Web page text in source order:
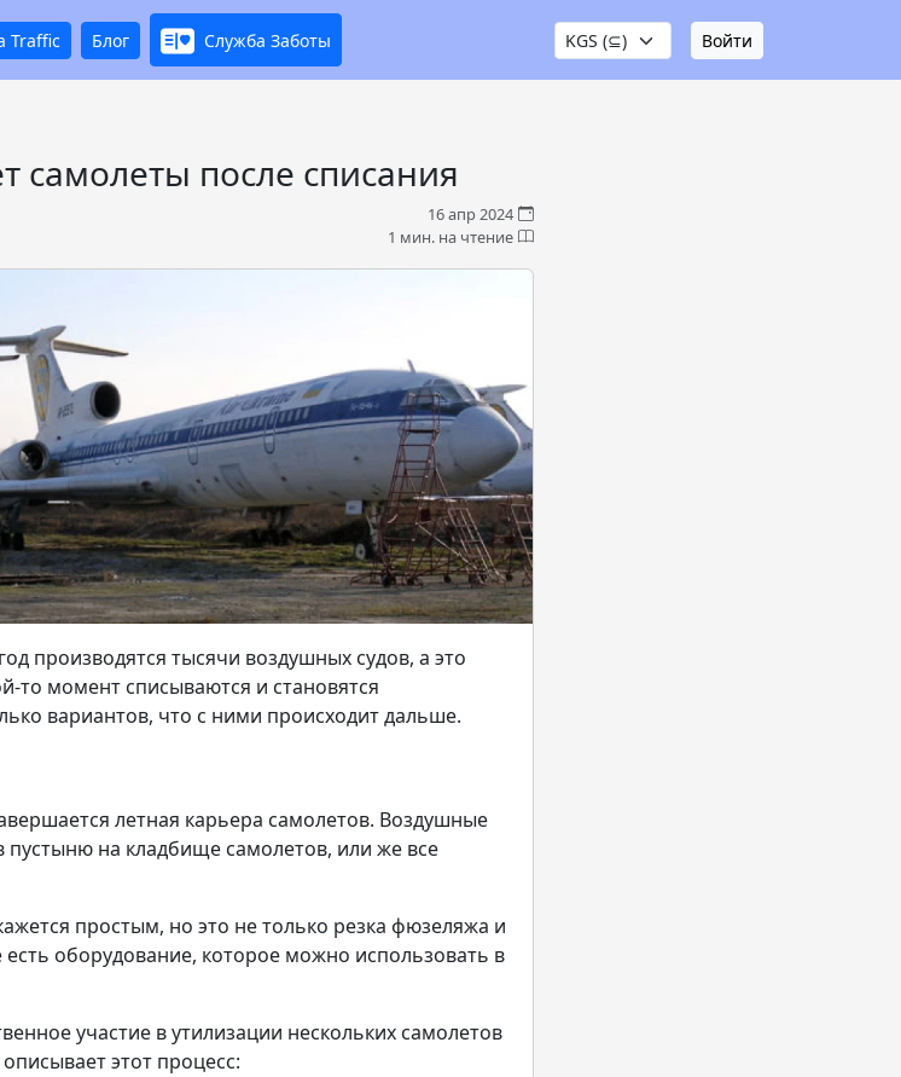
Traffic Блог Служба Заботы Войти
самолеты после списания
16 апр 2024
1 мин. на чтение
производятся тысячи воздушных судов, а это
то момент списываются и становятся
вариантов, что с ними происходит дальше.
летная карьера самолетов. Воздушные
пустыню на кладбище самолетов, или же все
простым, но это не только резка фюзеляжа и
оборудование, которое можно использовать в
участие в утилизации нескольких самолетов
этот процесс: